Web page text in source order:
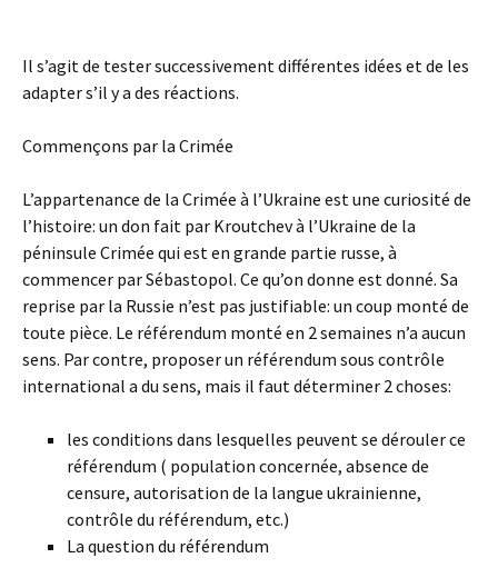
Il s’agit de tester successivement différentes idées et de les
adapter s’il y a des réactions.
Commençons par la Crimée
L’appartenance de la Crimée à l’Ukraine est une curiosité de
l’histoire: un don fait par Kroutchev à l’Ukraine de la
péninsule Crimée qui est en grande partie russe, à
commencer par Sébastopol. Ce qu’on donne est donné. Sa
reprise par la Russie n’est pas justifiable: un coup monté de
toute pièce. Le référendum monté en 2 semaines n’a aucun
sens. Par contre, proposer un référendum sous contrôle
international a du sens, mais il faut déterminer 2 choses:
les conditions dans lesquelles peuvent se dérouler ce
référendum ( population concernée, absence de
censure, autorisation de la langue ukrainienne,
contrôle du référendum, etc.)
La question du référendum